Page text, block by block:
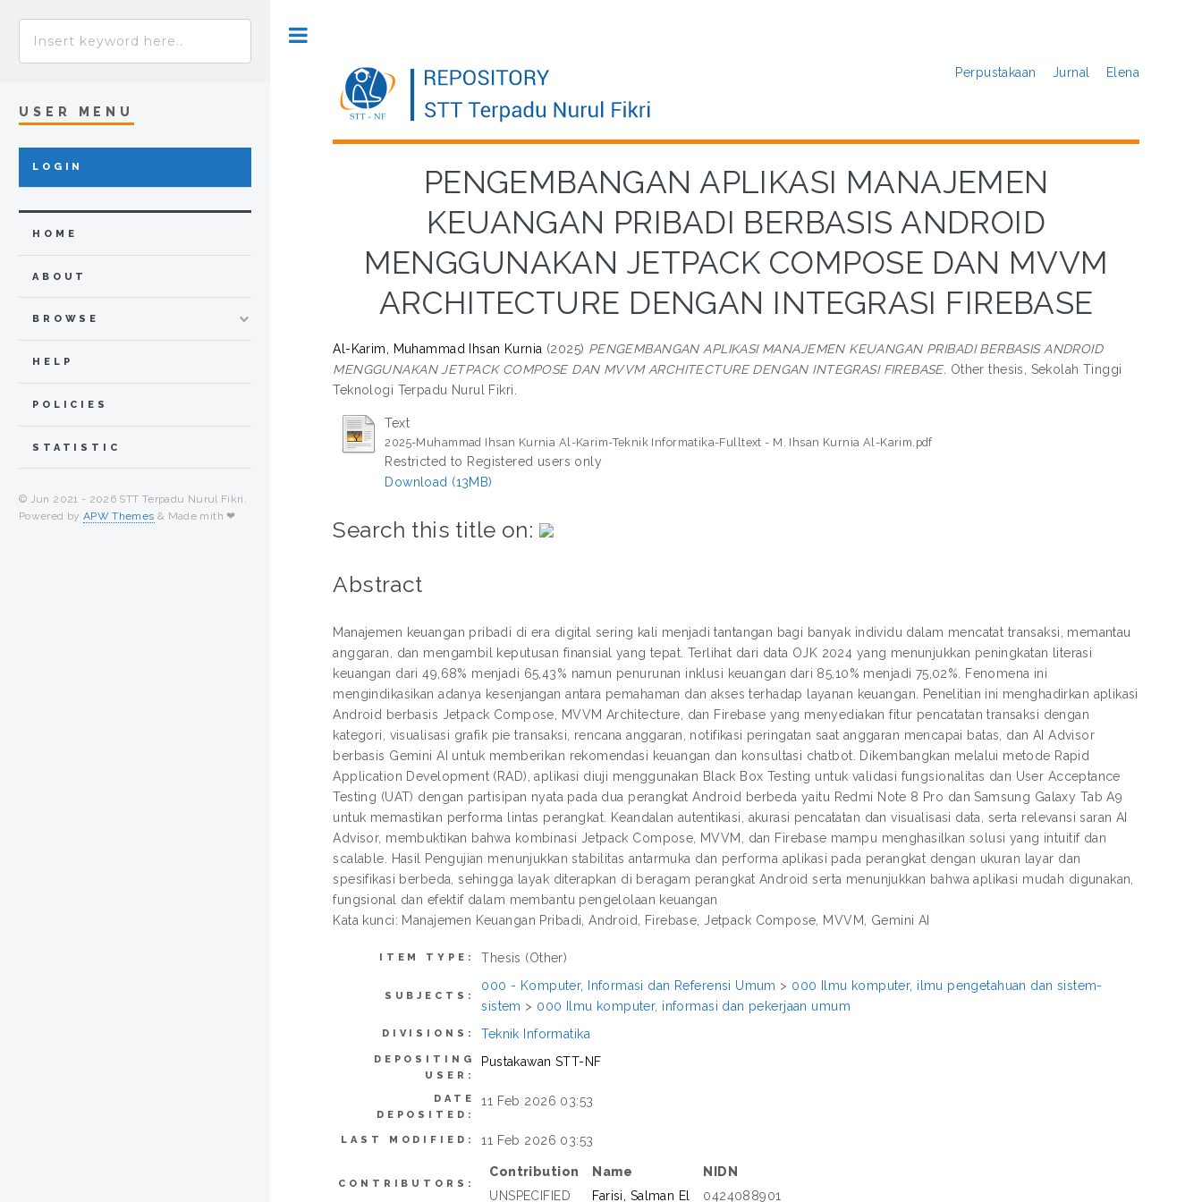
Perpustakaan Jurnal Elena
PENGEMBANGAN APLIKASI MANAJEMEN
KEUANGAN PRIBADI BERBASIS ANDROID
MENGGUNAKAN JETPACK COMPOSE DAN MVVM
ARCHITECTURE DENGAN INTEGRASI FIREBASE
Al-Karim, Muhammad Ihsan Kurnia (2025) PENGEMBANGAN APLIKASI MANAJEMEN KEUANGAN PRIBADI BERBASIS ANDROID
MENGGUNAKAN JETPACK COMPOSE DAN MVVM ARCHITECTURE DENGAN INTEGRASI FIREBASE. Other thesis, Sekolah Tinggi
Teknologi Terpadu Nurul Fikri.
Text
2025-Muhammad Ihsan Kurnia Al-Karim-Teknik Informatika-Fulltext - M. Ihsan Kurnia Al-Karim.pdf
Restricted to Registered users only
Download (13MB)
Search this title on:
Abstract
Manajemen keuangan pribadi di era digital sering kali menjadi tantangan bagi banyak individu dalam mencatat transaksi, memantau
anggaran, dan mengambil keputusan finansial yang tepat. Terlihat dari data OJK 2024 yang menunjukkan peningkatan literasi
keuangan dari 49,68% menjadi 65,43% namun penurunan inklusi keuangan dari 85,10% menjadi 75,02%. Fenomena ini
mengindikasikan adanya kesenjangan antara pemahaman dan akses terhadap layanan keuangan. Penelitian ini menghadirkan aplikasi
Android berbasis Jetpack Compose, MVVM Architecture, dan Firebase yang menyediakan fitur pencatatan transaksi dengan
kategori, visualisasi grafik pie transaksi, rencana anggaran, notifikasi peringatan saat anggaran mencapai batas, dan AI Advisor
berbasis Gemini AI untuk memberikan rekomendasi keuangan dan konsultasi chatbot. Dikembangkan melalui metode Rapid
Application Development (RAD), aplikasi diuji menggunakan Black Box Testing untuk validasi fungsionalitas dan User Acceptance
Testing (UAT) dengan partisipan nyata pada dua perangkat Android berbeda yaitu Redmi Note 8 Pro dan Samsung Galaxy Tab A9
untuk memastikan performa lintas perangkat. Keandalan autentikasi, akurasi pencatatan dan visualisasi data, serta relevansi saran AI
Advisor, membuktikan bahwa kombinasi Jetpack Compose, MVVM, dan Firebase mampu menghasilkan solusi yang intuitif dan
scalable. Hasil Pengujian menunjukkan stabilitas antarmuka dan performa aplikasi pada perangkat dengan ukuran layar dan
spesifikasi berbeda, sehingga layak diterapkan di beragam perangkat Android serta menunjukkan bahwa aplikasi mudah digunakan,
fungsional dan efektif dalam membantu pengelolaan keuangan
Kata kunci: Manajemen Keuangan Pribadi, Android, Firebase, Jetpack Compose, MVVM, Gemini AI
ITEM TYPE: Thesis (Other)
SUBJECTS:
000 - Komputer, Informasi dan Referensi Umum > 000 Ilmu komputer, ilmu pengetahuan dan sistem-
sistem > 000 Ilmu komputer, informasi dan pekerjaan umum
DIVISIONS: Teknik Informatika
DEPOSITING
USER:
Pustakawan STT-NF
DATE
DEPOSITED:
11 Feb 2026 03:53
LAST MODIFIED: 11 Feb 2026 03:53
CONTRIBUTORS:
Contribution Name
NIDN
UNSPECIFIED
Farisi, Salman El 0424088901
USER MENU
LOGIN
HOME
ABOUT
BROWSE
HELP
POLICIES
STATISTIC
© Jun 2021 - 2026 STT Terpadu Nurul Fikri.
Powered by APW Themes & Made mith ❤